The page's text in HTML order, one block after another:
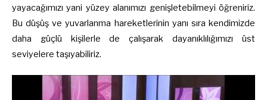
yayacağımızı yani yüzey alanımızı genişletebilmeyi öğreniriz.
Bu düşüş ve yuvarlanma hareketlerinin yanı sıra kendimizde
daha güçlü kişilerle de çalışarak dayanıklılığımızı üst
seviyelere taşıyabiliriz.